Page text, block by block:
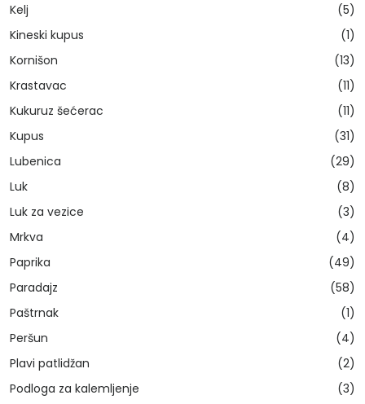
Kelj
(5)
Kineski kupus
(1)
Kornišon
(13)
Krastavac
(11)
Kukuruz šećerac
(11)
Kupus
(31)
Lubenica
(29)
Luk
(8)
Luk za vezice
(3)
Mrkva
(4)
Paprika
(49)
Paradajz
(58)
Paštrnak
(1)
Peršun
(4)
Plavi patlidžan
(2)
Podloga za kalemljenje
(3)